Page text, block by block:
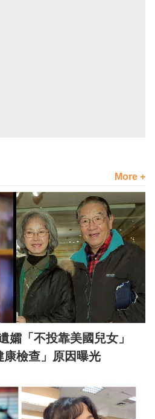
More +
孀「不投靠美國兒女」
檢查」原因曝光